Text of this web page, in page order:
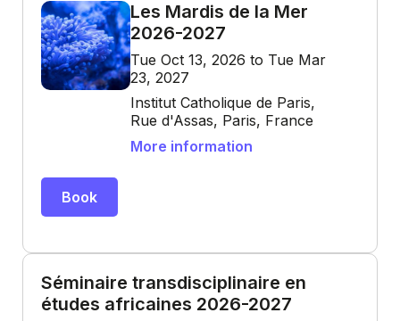
Les Mardis de la Mer
2026-2027
Tue Oct 13, 2026 to Tue Mar
23, 2027
Institut Catholique de Paris,
Rue d'Assas, Paris, France
More information
Book
Séminaire transdisciplinaire en
études africaines 2026-2027